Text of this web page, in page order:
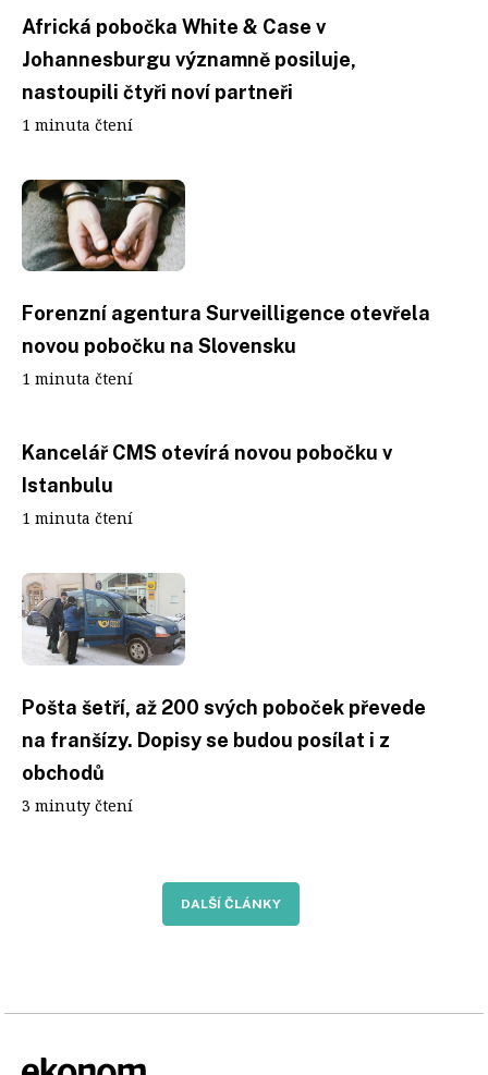
Africká pobočka White & Case v
Johannesburgu významně posiluje,
nastoupili čtyři noví partneři
1 minuta čtení
Forenzní agentura Surveilligence otevřela
novou pobočku na Slovensku
1 minuta čtení
Kancelář CMS otevírá novou pobočku v
Istanbulu
1 minuta čtení
Pošta šetří, až 200 svých poboček převede
na franšízy. Dopisy se budou posílat i z
obchodů
3 minuty čtení
DALŠÍ ČLÁNKY